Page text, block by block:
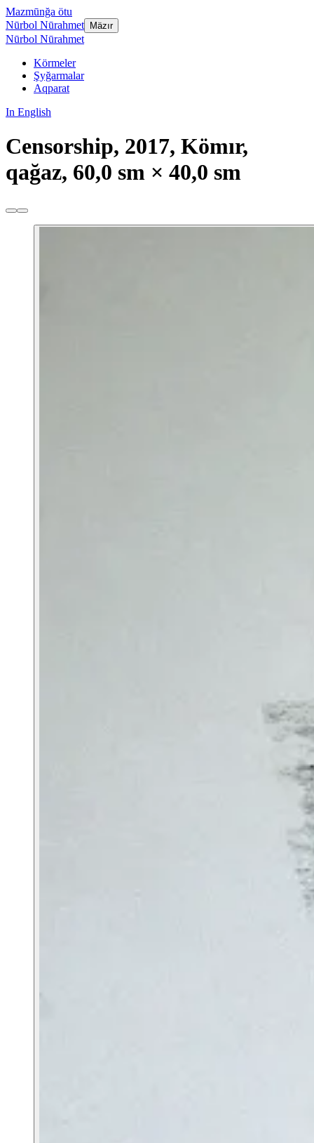
Mazmūnğa ötu
Nūrbol Nūrahmet
Mäzır
Nūrbol Nūrahmet
Körmeler
Şyğarmalar
Aqparat
In English
Censorship, 2017, Kömır,
qağaz, 60,0 sm × 40,0 sm